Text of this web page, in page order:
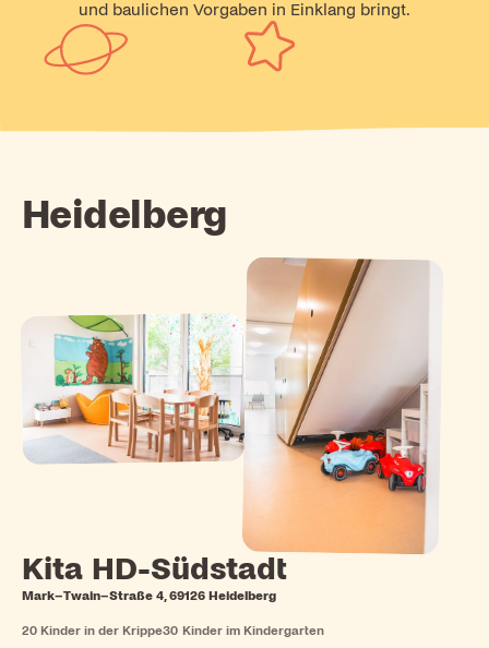
und baulichen Vorgaben in Einklang bringt.
Heidelberg
Kita HD-Südstadt
Mark–Twain–Straße 4, 69126 Heidelberg
20 Kinder in der Krippe30 Kinder im Kindergarten